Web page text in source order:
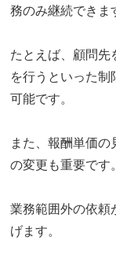
務のみ継続できま
たとえば、顧問先
を行うといった
可能です。
また、報酬単価
の変更も重要です。
業務範囲外の依頼
げます。